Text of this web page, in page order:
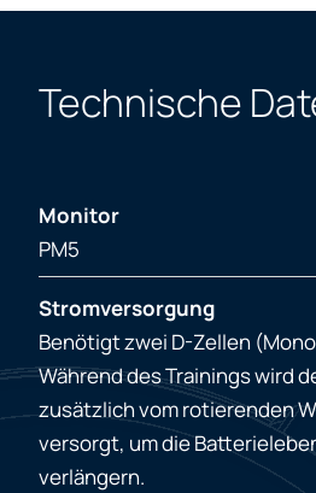
Technische
Monitor
PM5
Stromversorgung
Benötigt zwei D-Zellen
Während des Trainings wird
zusätzlich vom rotierenden
versorgt, um die
verlängern.